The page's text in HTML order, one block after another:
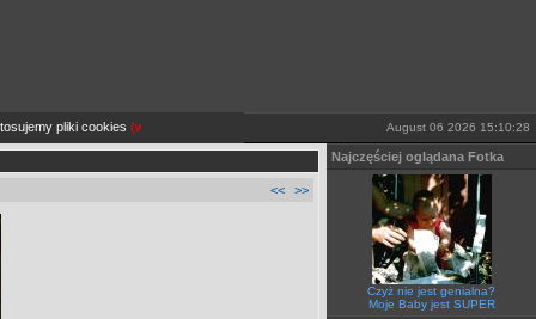
pliki cookies(więcej TUTAJ). Jeżeli sobie tego nie życzysz wyłącz je lub opuść
August 06 2026 15:10:28
<< >>
Najczęściej oglądana Fotka
Czyż nie jest genialna?
Moje Baby jest SUPER